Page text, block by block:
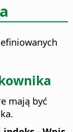
mają być